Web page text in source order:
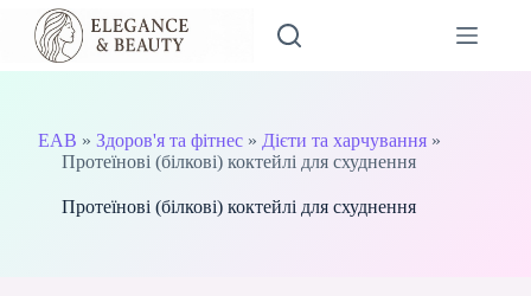
Перейти
вмісту
EAB » Здоров'я та фітнес» Дієти та харчування»
Протеїнові (білкові) коктейлі для схуднення
Протеїнові (білкові) коктейлі для схуднення